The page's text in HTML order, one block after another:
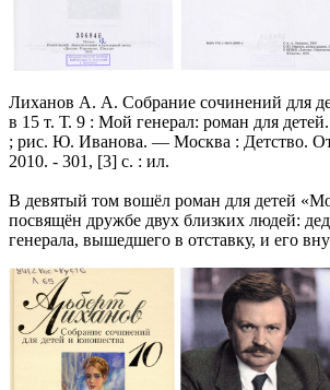
Лиханов А. А. Собрание сочинений для
в 15 т. Т. 9 : Мой генерал: роман для
; рис. Ю. Иванова. — Москва : Детство.
2010. - 301, [3] с. : ил.
В девятый том вошёл роман для детей
посвящён дружбе двух близких людей:
генерала, вышедшего в отставку, и его